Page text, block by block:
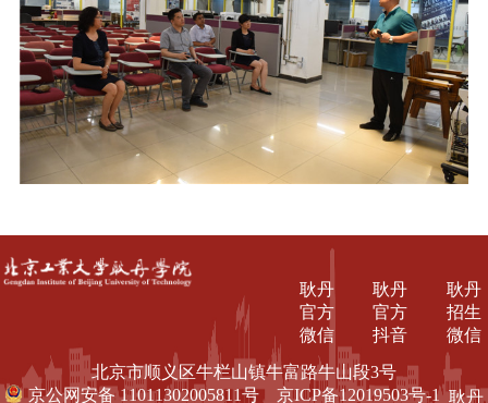
耿丹
招生
微信
耿丹
官方
抖音
耿丹
官方
微信
北京市顺义区牛栏山镇牛富路牛山段3号
京公网安备 11011302005811号
京ICP备12019503号-1耿丹